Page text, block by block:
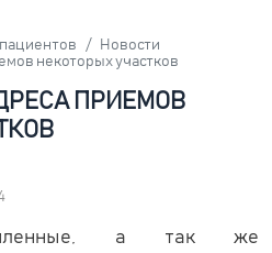
Новости
некоторых участков
ПРИЕМОВ
а так же